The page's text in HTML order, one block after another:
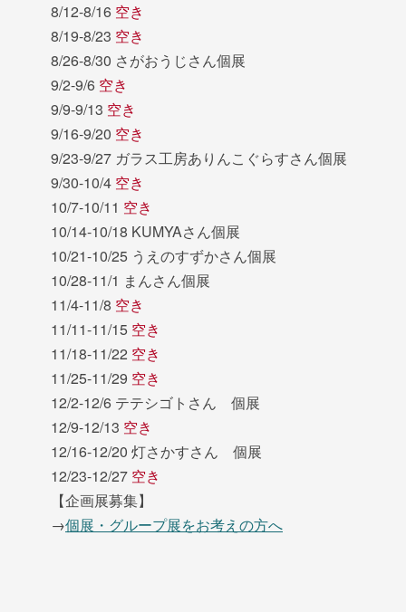
8/12-8/16 空き
8/19-8/23 空き
8/26-8/30 さがおうじさん個展
9/2-9/6 空き
9/9-9/13 空き
9/16-9/20 空き
9/23-9/27 ガラス工房ありんこぐらすさん個展
9/30-10/4 空き
10/7-10/11 空き
10/14-10/18 KUMYAさん個展
10/21-10/25 うえのすずかさん個展
10/28-11/1 まんさん個展
11/4-11/8 空き
11/11-11/15 空き
11/18-11/22 空き
11/25-11/29 空き
12/2-12/6 テテシゴトさん 個展
12/9-12/13 空き
12/16-12/20 灯さかすさん 個展
12/23-12/27 空き
【企画展募集】
→個展・グループ展をお考えの方へ